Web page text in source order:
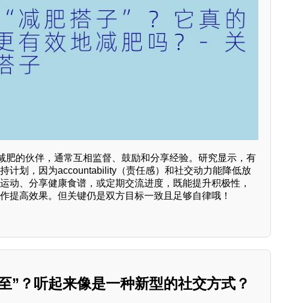
肥的伙伴，通常互相监督、鼓励和分享经验。研究显示，有
计划，因为accountability（责任感）和社交动力能降低放
动、分享健康食谱，或定期交流进度，既能提升积极性，
提高效果。但关键仍是双方目标一致且足够自律哦！
”？听起来像是一种新型的社交方式？